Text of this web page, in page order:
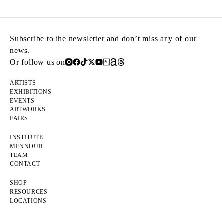
Subscribe to the newsletter and don’t miss any of our
news.
Or follow us on
ARTISTS
EXHIBITIONS
EVENTS
ARTWORKS
FAIRS
INSTITUTE
MENNOUR
TEAM
CONTACT
SHOP
RESOURCES
LOCATIONS